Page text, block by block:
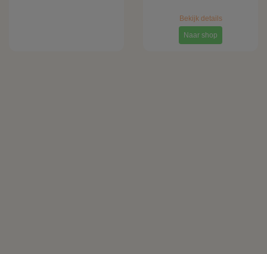
Bekijk details
Naar shop